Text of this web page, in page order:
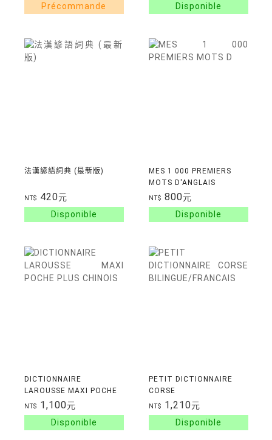
法漢諺語詞典 (最新版)
NT$ 420元
MES 1 000 PREMIERS
MOTS D'ANGLAIS
NT$ 800元
DICTIONNAIRE
LAROUSSE MAXI POCHE
PLUS CHINOIS
NT$ 1,100元
PETIT DICTIONNAIRE
CORSE
BILINGUE/FRANCAIS
NT$ 1,210元